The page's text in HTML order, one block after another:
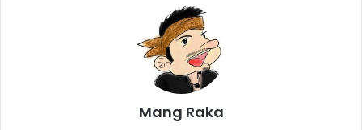
Mang Raka